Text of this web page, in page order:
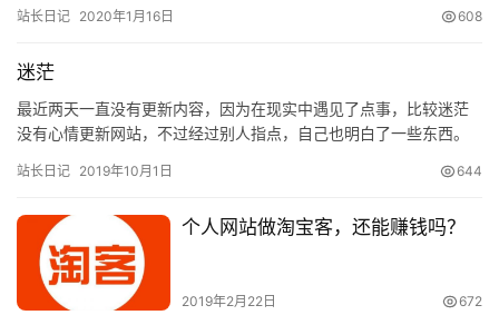
是…
站长日记 2020年1月16日 608
迷茫
最近两天一直没有更新内容，因为在现实中遇见了点事，比较迷茫
没有心情更新网站，不过经过别人指点，自己也明白了一些东西。
想办…
站长日记 2019年10月1日 644
个人网站做淘宝客，还能赚钱吗？
2019年2月22日 672